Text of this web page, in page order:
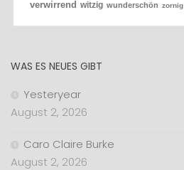
verwirrend witzig wunderschön zornig
WAS ES NEUES GIBT
Yesteryear
August 2, 2026
Caro Claire Burke
August 2, 2026